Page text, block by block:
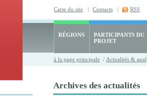
Carte du site | Contacts | RSS
RÉGIONS
PARTICIPANTS DU
PROJET
à la page principale / Actualités &
Archives des actualités